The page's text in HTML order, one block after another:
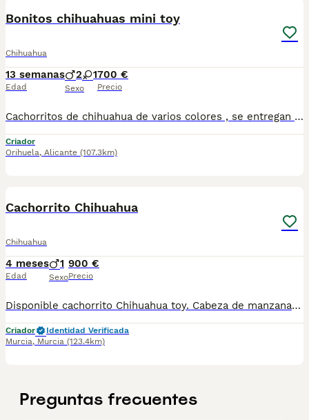
Bonitos chihuahuas mini toy
Chihuahua
13 semanas
Edad
2 1
Sexo
700 €
Precio
Cachorritos de chihuahua de varios colores , se entregan con vacuna ,cartilla, desparasitación y garantía somos un centro canino especializado desde hace 30 años. Para teléfono de contacto 620 140808
Criador
Orihuela, Alicante (107.3km)
Cachorrito Chihuahua
Chihuahua
4 meses
Edad
1
Sexo
900 €
Precio
Disponible cachorrito Chihuahua toy. Cabeza de manzana y patita corta. Se entrega vacunado, desparasitado, con cartilla sanitaria, microchip y contrato de garantía.
Criador
Identidad Verificada
Murcia, Murcia (123.4km)
Preguntas frecuentes